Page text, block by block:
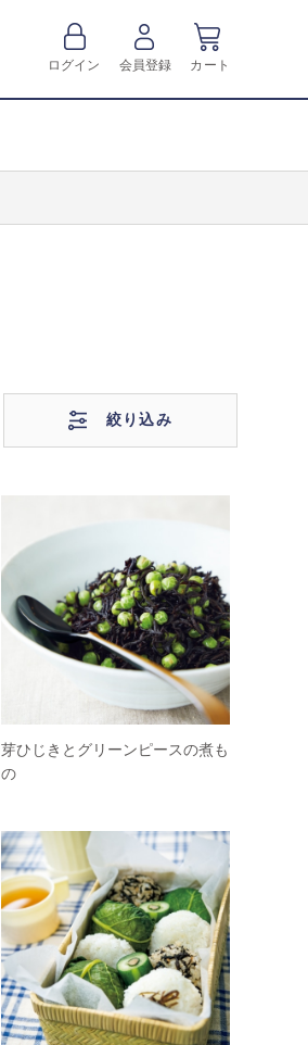
ログイン 会員登録 カート
絞り込み
芽ひじきとグリーンピースの煮も
の